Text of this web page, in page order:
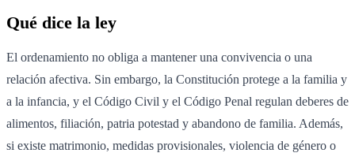
Qué dice la ley
El ordenamiento no obliga a mantener una convivencia o una
relación afectiva. Sin embargo, la Constitución protege a la familia y
a la infancia, y el Código Civil y el Código Penal regulan deberes de
alimentos, filiación, patria potestad y abandono de familia. Además,
si existe matrimonio, medidas provisionales, violencia de género o